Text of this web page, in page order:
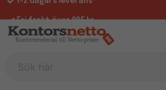
Allt för din arbetsplats sedan 1997